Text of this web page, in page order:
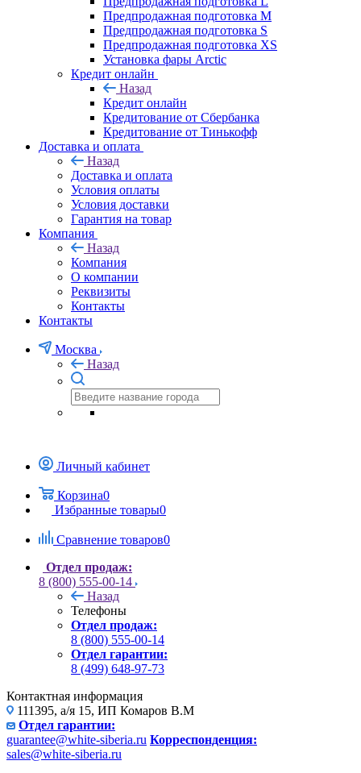
Предпродажная подготовка M
Предпродажная подготовка S
Предпродажная подготовка XS
Установка фары Arctic
Кредит онлайн
Назад
Кредит онлайн
Кредитование от Сбербанка
Кредитование от Тинькофф
Доставка и оплата
Назад
Доставка и оплата
Условия оплаты
Условия доставки
Гарантия на товар
Компания
Назад
Компания
О компании
Реквизиты
Контакты
Контакты
Москва
Назад
Личный кабинет
Корзина0
Избранные товары0
Сравнение товаров0
Отдел продаж:
8 (800) 555-00-14
Назад
Телефоны
Отдел продаж:
8 (800) 555-00-14
Отдел гарантии:
8 (499) 648-97-73
Контактная информация
111395, а/я 15, ИП Комаров В.М
Отдел гарантии:
guarantee@white-siberia.ru Корреспонденция:
sales@white-siberia.ru